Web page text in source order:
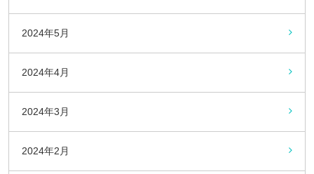
2024年5月
2024年4月
2024年3月
2024年2月